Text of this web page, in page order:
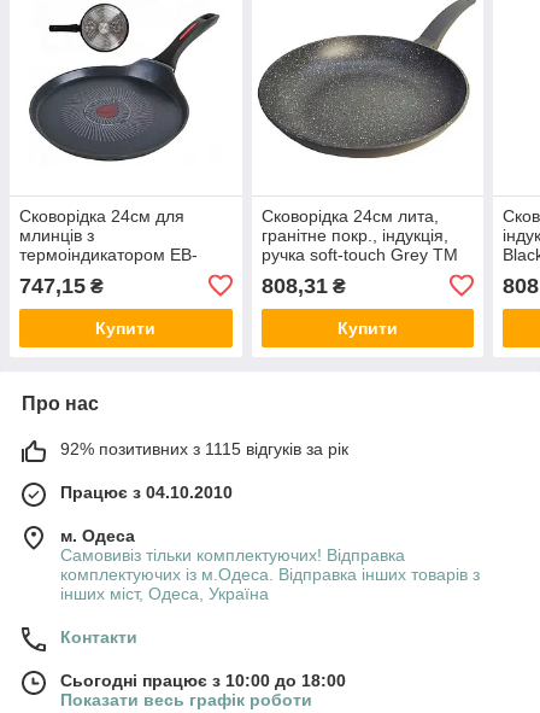
Сковорідка 24см для
млинців з
термоіндикатором EB-
747,15 ₴
Купити
Сковорідка 24см лита,
гранітне покр., індукція,
ручка soft-touch Grey ТМ
808,31₴
Купити
Про нас
92% позитивних з 1115 відгуків за рік
Працює з 04.10.2010
м. Одеса
Самовивіз тільки комплектуючих! Відправка
комплектуючих із м.Одеса. Відправка інших товарів з
інших міст, Одеса, Україна
Контакти
Сьогодні працює з 10:00 до 18:00
Показати весь графік роботи